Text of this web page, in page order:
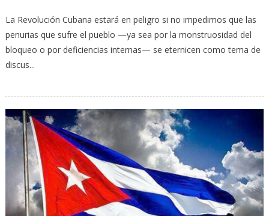
La Revolución Cubana estará en peligro si no impedimos que las
penurias que sufre el pueblo —ya sea por la monstruosidad del
bloqueo o por deficiencias internas— se eternicen como tema de
discus...